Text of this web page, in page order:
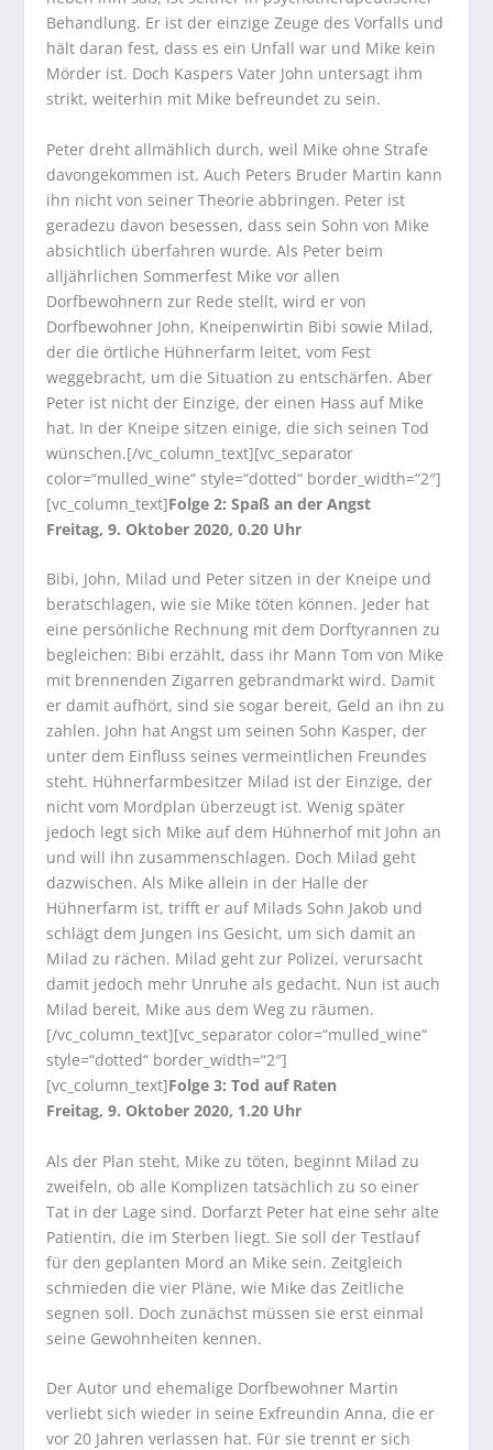
Behandlung. Er ist der einzige Zeuge des Vorfalls und
hält daran fest, dass es ein Unfall war und Mike kein
Mörder ist. Doch Kaspers Vater John untersagt ihm
strikt, weiterhin mit Mike befreundet zu sein.
Peter dreht allmählich durch, weil Mike ohne Strafe
davongekommen ist. Auch Peters Bruder Martin kann
ihn nicht von seiner Theorie abbringen. Peter ist
geradezu davon besessen, dass sein Sohn von Mike
absichtlich überfahren wurde. Als Peter beim
alljährlichen Sommerfest Mike vor allen
Dorfbewohnern zur Rede stellt, wird er von
Dorfbewohner John, Kneipenwirtin Bibi sowie Milad,
der die örtliche Hühnerfarm leitet, vom Fest
weggebracht, um die Situation zu entschärfen. Aber
Peter ist nicht der Einzige, der einen Hass auf Mike
hat. In der Kneipe sitzen einige, die sich seinen Tod
wünschen.[/vc_column_text][vc_separator
color=“mulled_wine“ style=“dotted“ border_width=“2″]
[vc_column_text]Folge 2: Spaß an der Angst
Freitag, 9. Oktober 2020, 0.20 Uhr
Bibi, John, Milad und Peter sitzen in der Kneipe und
beratschlagen, wie sie Mike töten können. Jeder hat
eine persönliche Rechnung mit dem Dorftyrannen zu
begleichen: Bibi erzählt, dass ihr Mann Tom von Mike
mit brennenden Zigarren gebrandmarkt wird. Damit
er damit aufhört, sind sie sogar bereit, Geld an ihn zu
zahlen. John hat Angst um seinen Sohn Kasper, der
unter dem Einfluss seines vermeintlichen Freundes
steht. Hühnerfarmbesitzer Milad ist der Einzige, der
nicht vom Mordplan überzeugt ist. Wenig später
jedoch legt sich Mike auf dem Hühnerhof mit John an
und will ihn zusammenschlagen. Doch Milad geht
dazwischen. Als Mike allein in der Halle der
Hühnerfarm ist, trifft er auf Milads Sohn Jakob und
schlägt dem Jungen ins Gesicht, um sich damit an
Milad zu rächen. Milad geht zur Polizei, verursacht
damit jedoch mehr Unruhe als gedacht. Nun ist auch
Milad bereit, Mike aus dem Weg zu räumen.
[/vc_column_text][vc_separator color=“mulled_wine“
style=“dotted“ border_width=“2″]
[vc_column_text]Folge 3: Tod auf Raten
Freitag, 9. Oktober 2020, 1.20 Uhr
Als der Plan steht, Mike zu töten, beginnt Milad zu
zweifeln, ob alle Komplizen tatsächlich zu so einer
Tat in der Lage sind. Dorfarzt Peter hat eine sehr alte
Patientin, die im Sterben liegt. Sie soll der Testlauf
für den geplanten Mord an Mike sein. Zeitgleich
schmieden die vier Pläne, wie Mike das Zeitliche
segnen soll. Doch zunächst müssen sie erst einmal
seine Gewohnheiten kennen.
Der Autor und ehemalige Dorfbewohner Martin
verliebt sich wieder in seine Exfreundin Anna, die er
vor 20 Jahren verlassen hat. Für sie trennt er sich